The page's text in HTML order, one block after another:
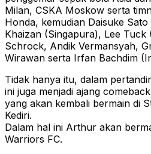
Milan, CSKA Moskow serta
Honda, kemudian Daisuke
Khaizan (Singapura), Lee Tuck
Schrock, Andik Vermansyah,
Wirawan serta Irfan Bachdim
Tidak hanya itu, dalam
ini juga menjadi ajang
yang akan kembali bermain di
Kediri.
Dalam hal ini Arthur akan
Warriors FC.